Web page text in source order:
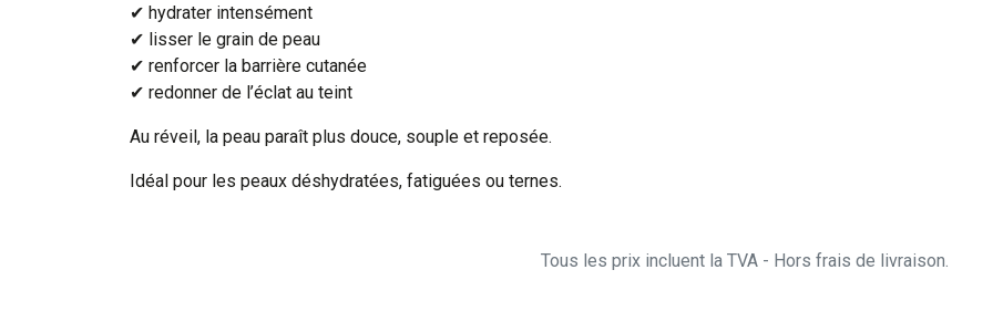
✔ hydrater intensément
✔ lisser le grain de peau
✔ renforcer la barrière cutanée
✔ redonner de l’éclat au teint
Au réveil, la peau paraît plus douce, souple et reposée.
Idéal pour les peaux déshydratées, fatiguées ou ternes.
Tous les prix incluent la TVA - Hors frais de livraison.